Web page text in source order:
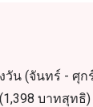
น (จันทร์ - ศุก
บาทสุทธิ)